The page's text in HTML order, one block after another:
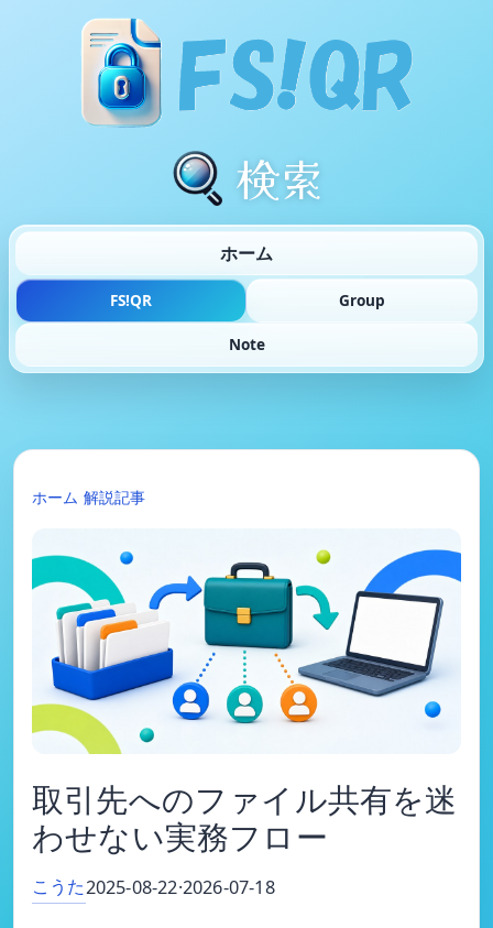
検索
ホーム
FS!QR Group
Note
ホーム 解説記事
取引先へのファイル共有を迷
わせない実務フロー
こうた2025-08-22·2026-07-18